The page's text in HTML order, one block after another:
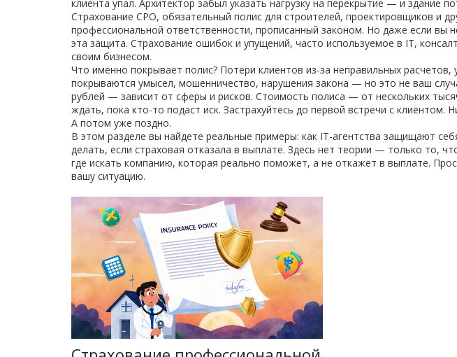
клиента упал. Архитектор забыл указать нагрузку на перекрытие — и здание
Страхование СРО, обязательный полис для строителей, проектировщиков и
профессиональной ответственности, прописанный законом. Но даже если
эта защита. Страхование ошибок и упущений, часто используемое в IT,
своим бизнесом.
Что именно покрывает полис? Потери клиентов из-за неправильных
покрываются умысел, мошенничество, нарушения закона — но это не ваш
рублей — зависит от сферы и рисков. Стоимость полиса — от нескольких
ждать, пока кто-то подаст иск. Застрахуйтесь до первой встречи с
А потом уже поздно.
В этом разделе вы найдете реальные примеры: как IT-агентства защищают
делать, если страховая отказала в выплате. Здесь нет теории — только то,
где искать компанию, которая реально поможет, а не откажет в выплате.
вашу ситуацию.